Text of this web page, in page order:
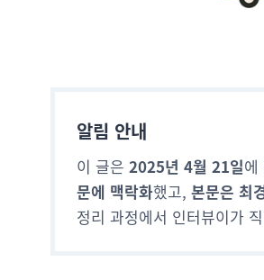
알림 안내
이 글은 2025년 4월 21일에
문에 맥락화했고, 본문은 최
정리 과정에서 인터뷰이가